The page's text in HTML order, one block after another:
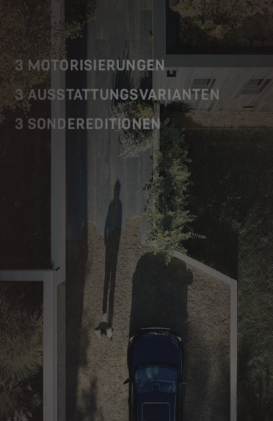
3 MOTORISIERUNGEN
3 AUSSTATTUNGSVARIANTEN
3 SONDEREDITIONEN